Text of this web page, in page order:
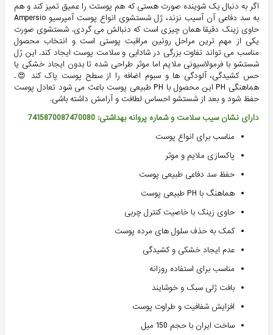
اگر به دنبال یک شوینده صورت هستی که هم پوستت را عمیق تمیز کند و هم
به سد دفاعی آن آسیب نزند، ژل شستشوی انواع پوست آمپرسیو Ampersio
حاوی زینک دقیقا همان چیزی است که دنبالش می گردی. شستشوی صورت
یکی از مهم ترین مراحل روتین مراقبت پوستی است و انتخاب محصول
مناسب می تواند تفاوت بزرگی در شادابی و سلامت پوست ایجاد کند. این ژل
شستشو با فرمولاسیونی ملایم اما موثر طراحی شده تا بدون ایجاد خشکی یا
حس کشیدگی، آلودگی ها و سبوم اضافه را از سطح پوست پاک کند 😍.
هماهنگی PH این محصول با PH طبیعی پوست باعث می شود تعادل پوست
حفظ شود و بعد از شستشو احساس لطافت و آرامش داشته باشی.
دارای نشان سیب سلامت و شماره پروانه بهداشتی: 7415870087470080
مناسب برای انواع پوست
پاکسازی ملایم و موثر
حفظ سد دفاعی طبیعی پوست
هماهنگ با PH طبیعی پوست
حاوی زینک با خاصیت کنترل چربی
کمک به حذف سلول های مرده پوست
عدم ایجاد خشکی و کشیدگی
مناسب برای استفاده روزانه
بافت ژلی سبک و خوشایند
افزایش شفافیت و طراوت پوست
ساخت ایران با حجم 150 میل